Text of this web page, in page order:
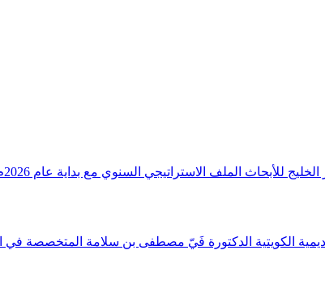
السنوي مع بداية عام 2026م، باللغتين العربية والانجليزية وتضمن دراسات تحليلية ورؤى معمقة، وقراءات دقيقة ورصدًا واستشرافًا وافيًا لكافة أ
الكويتية الدكتورة فَيّ مصطفى بن سلامة المتخصصة في